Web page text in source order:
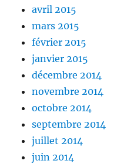
avril 2015
mars 2015
février 2015
janvier 2015
décembre 2014
novembre 2014
octobre 2014
septembre 2014
juillet 2014
juin 2014